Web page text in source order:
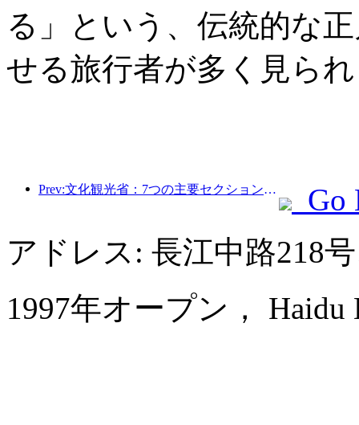
る」という、伝統的な
せる旅行者が多く見ら
Prev:文化観光省：7つの主要セクションで22のテーマ別活動を開始
Go
アドレス: 長江中路218
1997年オープン， Haidu